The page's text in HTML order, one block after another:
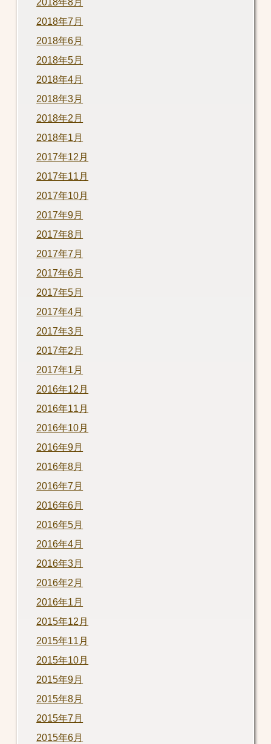
2018年8月
2018年7月
2018年6月
2018年5月
2018年4月
2018年3月
2018年2月
2018年1月
2017年12月
2017年11月
2017年10月
2017年9月
2017年8月
2017年7月
2017年6月
2017年5月
2017年4月
2017年3月
2017年2月
2017年1月
2016年12月
2016年11月
2016年10月
2016年9月
2016年8月
2016年7月
2016年6月
2016年5月
2016年4月
2016年3月
2016年2月
2016年1月
2015年12月
2015年11月
2015年10月
2015年9月
2015年8月
2015年7月
2015年6月